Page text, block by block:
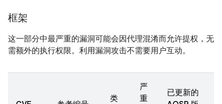
框架
这一部分中最严重的漏洞可能会因代理混淆而允许提权，无
需额外的执行权限。利用漏洞攻击不需要用户互动。
类
严
重
已更新的